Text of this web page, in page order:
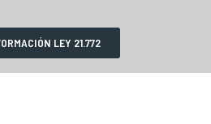
LEY 21.772